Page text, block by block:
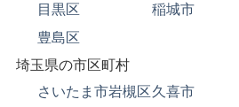
目黒区
稲城市
豊島区
埼玉県の市区町村
さいたま市岩槻区久喜市